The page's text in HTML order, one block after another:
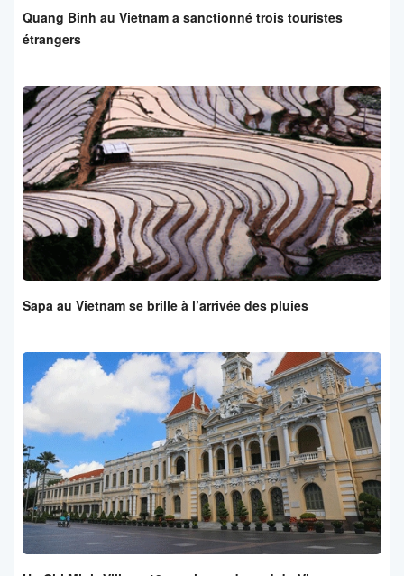
Quang Binh au Vietnam a sanctionné trois touristes
étrangers
Sapa au Vietnam se brille à l’arrivée des pluies